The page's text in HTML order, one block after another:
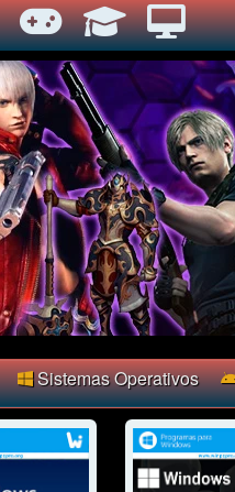
Sistemas Operativos